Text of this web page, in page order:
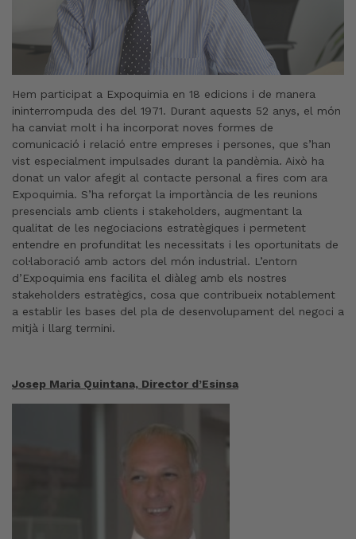
Hem participat a Expoquimia en 18 edicions i de manera
ininterrompuda des del 1971. Durant aquests 52 anys, el món
ha canviat molt i ha incorporat noves formes de
comunicació i relació entre empreses i persones, que s’han
vist especialment impulsades durant la pandèmia. Això ha
donat un valor afegit al contacte personal a fires com ara
Expoquimia. S’ha reforçat la importància de les reunions
presencials amb clients i stakeholders, augmentant la
qualitat de les negociacions estratègiques i permetent
entendre en profunditat les necessitats i les oportunitats de
col·laboració amb actors del món industrial. L’entorn
d’Expoquimia ens facilita el diàleg amb els nostres
stakeholders estratègics, cosa que contribueix notablement
a establir les bases del pla de desenvolupament del negoci a
mitjà i llarg termini.
Josep Maria Quintana, Director d’Esinsa